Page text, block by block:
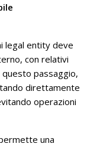
legal entity deve
con relativi
passaggio,
direttamente
operazioni
una